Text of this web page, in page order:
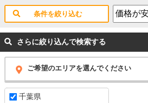
条件を絞り込む
さらに絞り込んで検索する
ご希望のエリアを選んでください
千葉県